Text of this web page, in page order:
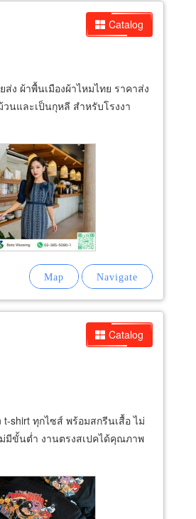
Catalog
ส่ง ผ้าพื้นเมืองผ้าไหมไทย ราคาส่ง
นและเป็นกุหลี สำหรับโรงงา
Catalog
t-shirt ทุกไซส์ พร้อมสกรีนเสื้อ ไม่
มีขั้นต่ำ งานตรงสเปคได้คุณภาพ